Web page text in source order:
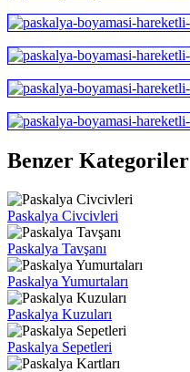
Benzer Kategoriler
Paskalya Civcivleri
Paskalya Tavşanı
Paskalya Yumurtaları
Paskalya Kuzuları
Paskalya Sepetleri